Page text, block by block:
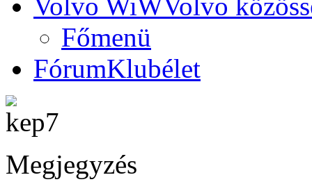
Főmenü
FórumKlubélet
Megjegyzés